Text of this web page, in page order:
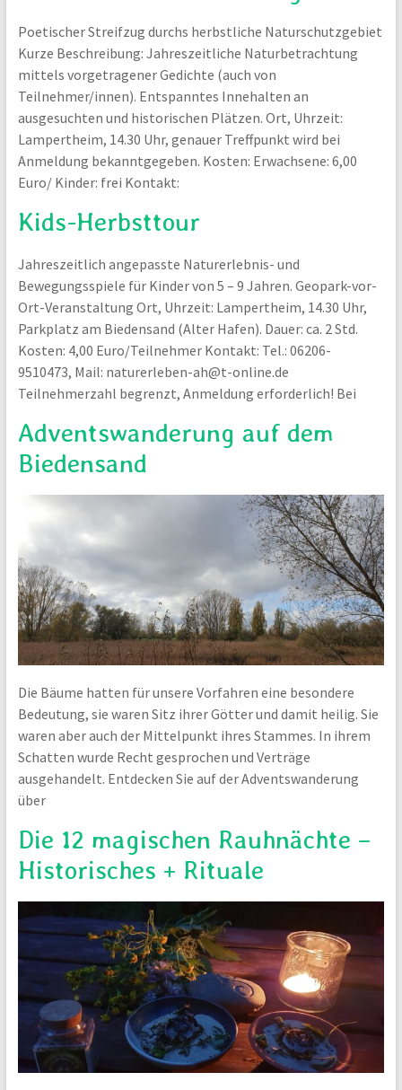
Poetischer Streifzug durchs herbstliche Naturschutzgebiet
Kurze Beschreibung: Jahreszeitliche Naturbetrachtung
mittels vorgetragener Gedichte (auch von
Teilnehmer/innen). Entspanntes Innehalten an
ausgesuchten und historischen Plätzen. Ort, Uhrzeit:
Lampertheim, 14.30 Uhr, genauer Treffpunkt wird bei
Anmeldung bekanntgegeben. Kosten: Erwachsene: 6,00
Euro/ Kinder: frei Kontakt:
Kids-Herbsttour
Jahreszeitlich angepasste Naturerlebnis- und
Bewegungsspiele für Kinder von 5 – 9 Jahren. Geopark-vor-
Ort-Veranstaltung Ort, Uhrzeit: Lampertheim, 14.30 Uhr,
Parkplatz am Biedensand (Alter Hafen). Dauer: ca. 2 Std.
Kosten: 4,00 Euro/Teilnehmer Kontakt: Tel.: 06206-
9510473, Mail: naturerleben-ah@t-online.de
Teilnehmerzahl begrenzt, Anmeldung erforderlich! Bei
Adventswanderung auf dem
Biedensand
Die Bäume hatten für unsere Vorfahren eine besondere
Bedeutung, sie waren Sitz ihrer Götter und damit heilig. Sie
waren aber auch der Mittelpunkt ihres Stammes. In ihrem
Schatten wurde Recht gesprochen und Verträge
ausgehandelt. Entdecken Sie auf der Adventswanderung
über
Die 12 magischen Rauhnächte –
Historisches + Rituale